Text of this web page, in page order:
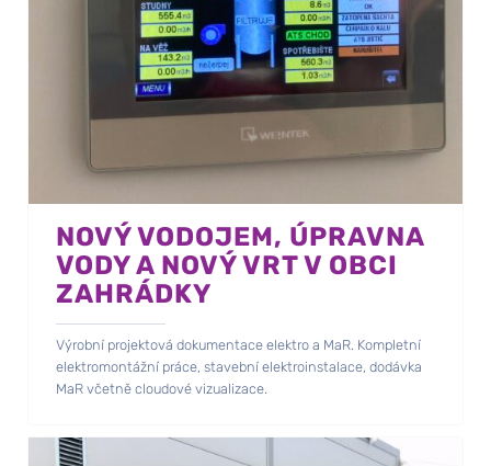
NOVÝ VODOJEM, ÚPRAVNA
VODY A NOVÝ VRT V OBCI
ZAHRÁDKY
Výrobní projektová dokumentace elektro a MaR. Kompletní
elektromontážní práce, stavební elektroinstalace, dodávka
MaR včetně cloudové vizualizace.